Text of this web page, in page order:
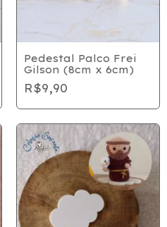
Pedestal Palco Frei
Gilson (8cm x 6cm)
R$9,90